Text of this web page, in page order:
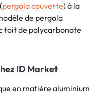
pergola couverte) à la
de pergola
toit de polycarbonate
ID Market
en matière aluminium